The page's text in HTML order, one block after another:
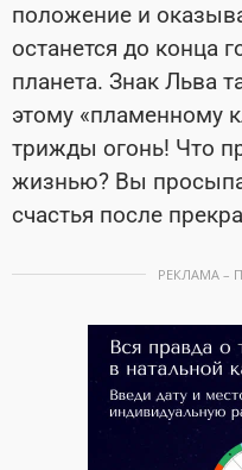
положение и
останется до конца
планета. Знак Льва
этому «пламенному
трижды огонь! Что
жизнью? Вы
счастья после
РЕКЛАМА –